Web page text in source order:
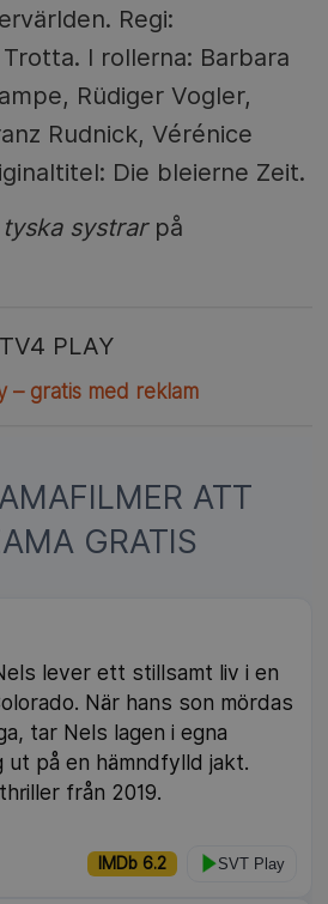
Regi:
I rollerna: Barbara
Rüdiger Vogler,
Rudnick, Vérénice
Die bleierne Zeit.
tyska systrarpå
PLAY
– gratis med reklam
ATT
GRATIS
lever ett stillsamt liv i en
När hans son mördas
tar Nels lagen i egna
ut på en hämndfylld jakt.
från 2019.
IMDb 6.2 SVT Play